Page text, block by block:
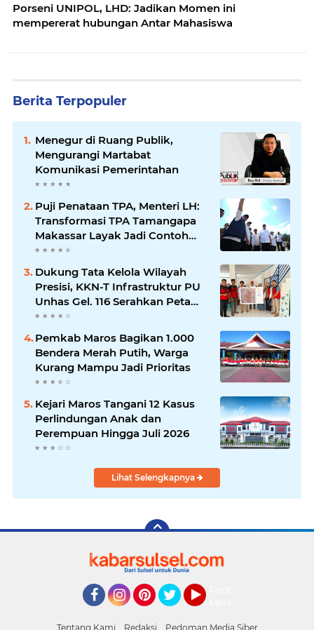
Porseni UNIPOL, LHD: Jadikan Momen ini
mempererat hubungan Antar Mahasiswa
Berita Terpopuler
Menegur di Ruang Publik,
Mengurangi Martabat
Komunikasi Pemerintahan
Puji Penataan TPA, Menteri LH:
Transformasi TPA Tamangapa
Makassar Layak Jadi Contoh
Nasional
Dukung Tata Kelola Wilayah
Presisi, KKN-T Infrastruktur PU
Unhas Gel. 116 Serahkan Peta
Batas Dusun Berbasis GIS ke
Pemkab Maros Bagikan 1.000
Bendera Merah Putih, Warga
Kurang Mampu Jadi Prioritas
Kejari Maros Tangani 12 Kasus
Perlindungan Anak dan
Perempuan Hingga Juli 2026
Lihat Selengkapnya
Tentang Kami Redaksi Pedoman Media Siber